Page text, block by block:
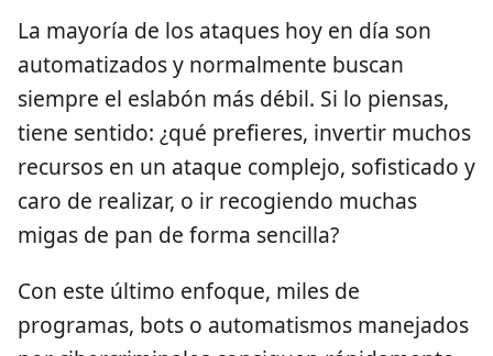
La mayoría de los ataques hoy en día son
automatizados y normalmente buscan
siempre el eslabón más débil. Si lo piensas,
tiene sentido: ¿qué prefieres, invertir muchos
recursos en un ataque complejo, sofisticado y
caro de realizar, o ir recogiendo muchas
migas de pan de forma sencilla?
Con este último enfoque, miles de
programas, bots o automatismos manejados